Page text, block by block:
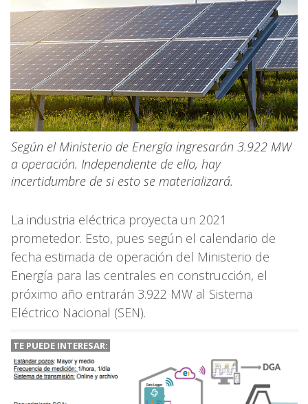
Según el Ministerio de Energía ingresarán 3.922 MW
a operación. Independiente de ello, hay
incertidumbre de si esto se materializará.
La industria eléctrica proyecta un 2021
prometedor. Esto, pues según el calendario de
fecha estimada de operación del Ministerio de
Energía para las centrales en construcción, el
próximo año entrarán 3.922 MW al Sistema
Eléctrico Nacional (SEN).
TE PUEDE INTERESAR: